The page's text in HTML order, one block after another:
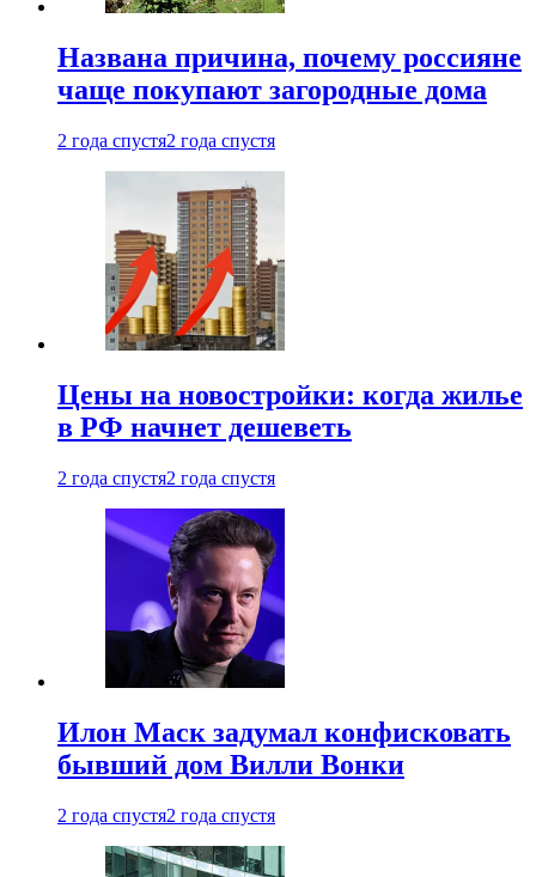
Названа причина, почему россияне
чаще покупают загородные дома
2 года спустя2 года спустя
Цены на новостройки: когда жилье
в РФ начнет дешеветь
2 года спустя2 года спустя
Илон Маск задумал конфисковать
бывший дом Вилли Вонки
2 года спустя2 года спустя